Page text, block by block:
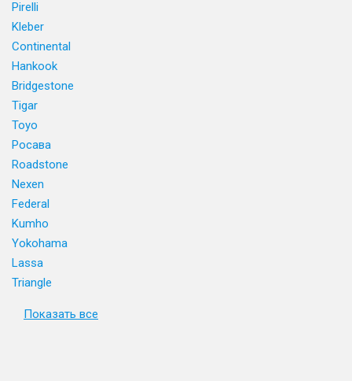
Pirelli
Kleber
Continental
Hankook
Bridgestone
Tigar
Toyo
Росава
Roadstone
Nexen
Federal
Kumho
Yokohama
Lassa
Triangle
Показать все